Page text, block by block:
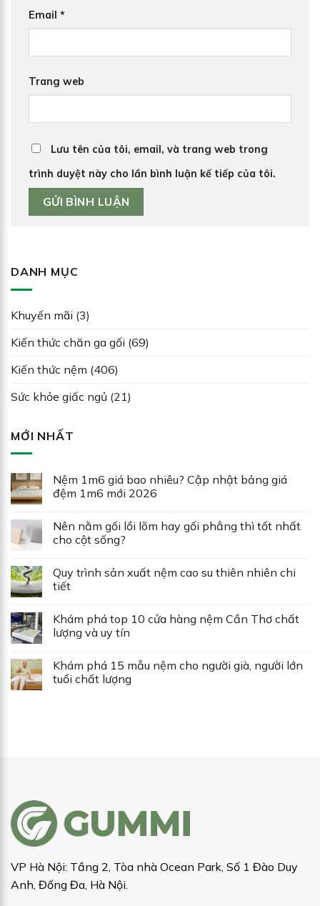
Email *
Trang web
Lưu tên của tôi, email, và trang web trong
trình duyệt này cho lần bình luận kế tiếp của tôi.
DANH MỤC
Khuyến mãi (3)
Kiến thức chăn ga gối (69)
Kiến thức nệm (406)
Sức khỏe giấc ngủ (21)
MỚI NHẤT
Nệm 1m6 giá bao nhiêu? Cập nhật bảng giá
đệm 1m6 mới 2026
Nên nằm gối lồi lõm hay gối phẳng thì tốt nhất
cho cột sống?
Quy trình sản xuất nệm cao su thiên nhiên chi
tiết
Khám phá top 10 cửa hàng nệm Cần Thơ chất
lượng và uy tín
Khám phá 15 mẫu nệm cho người già, người lớn
tuổi chất lượng
VP Hà Nội: Tầng 2, Tòa nhà Ocean Park, Số 1 Đào Duy
Anh, Đống Đa, Hà Nội.